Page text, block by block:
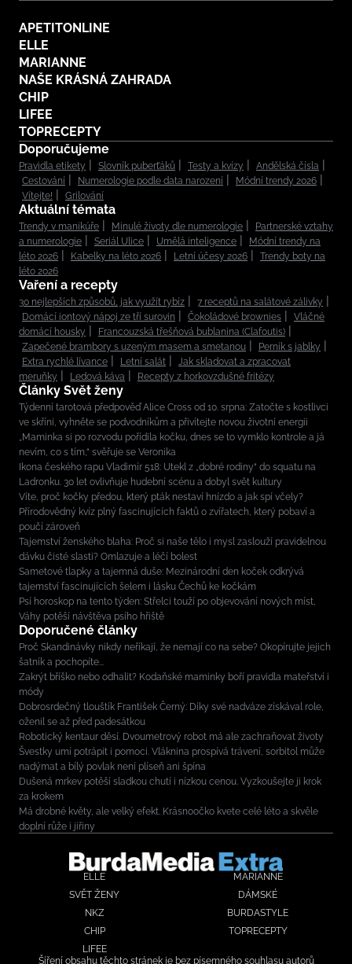
APETITONLINE
ELLE
MARIANNE
NAŠE KRÁSNÁ ZAHRADA
CHIP
LIFEE
TOPRECEPTY
Doporučujeme
Pravidla etikety Slovník puberťáků Testy a kvízy
Andělská čísla
Cestování
Numerologie podle data narození
Módní trendy 2026
Vítejte!
Grilování
Aktuální témata
Trendy v manikúře Minulé životy dle numerologie
Partnerské vztahy
a numerologie
Seriál Ulice Umělá inteligence
Módní trendy na
léto 2026
Kabelky na léto 2026 Letní účesy 2026
Trendy boty na
léto 2026
Vaření a recepty
30 nejlepších způsobů, jak využít rybíz
7 receptů na salátové zálivky
Domácí iontový nápoj ze tří surovin
Čokoládové brownies
Vláčné
domácí housky
Francouzská třešňová bublanina (Clafoutis)
Zapečené brambory s uzeným masem a smetanou
Perník s jablky
Extra rychlé lívance
Letní salát
Jak skladovat a zpracovat
meruňky
Ledová káva Recepty z horkovzdušné fritézy
Články Svět ženy
Týdenní tarotová předpověď Alice Cross od 10. srpna: Zatočte s kostlivci
ve skříni, vyhněte se podvodníkům a přivítejte novou životní energii
„Maminka si po rozvodu pořídila kočku, dnes se to vymklo kontrole a já
nevím, co s tím,“ svěřuje se Veronika
Ikona českého rapu Vladimír 518: Utekl z „dobré rodiny“ do squatu na
Ladronku. 30 let ovlivňuje hudební scénu a dobyl svět kultury
Víte, proč kočky předou, který pták nestaví hnízdo a jak spí včely?
Přírodovědný kvíz plný fascinujících faktů o zvířatech, který pobaví a
poučí zároveň
Tajemství ženského blaha: Proč si naše tělo i mysl zaslouží pravidelnou
dávku čisté slasti? Omlazuje a léčí bolest
Sametové tlapky a tajemná duše: Mezinárodní den koček odkrývá
tajemství fascinujících šelem i lásku Čechů ke kočkám
Psí horoskop na tento týden: Střelci touží po objevování nových míst,
Váhy potěší návštěva psího hřiště
Doporučené články
Proč Skandinávky nikdy neříkají, že nemají co na sebe? Okopírujte jejich
šatník a pochopíte...
Zakrýt bříško nebo odhalit? Kodaňské maminky boří pravidla mateřství i
módy
Dobrosrdečný tlouštík František Černý: Díky své nadváze získával role,
oženil se až před padesátkou
Robotický kentaur děsí. Dvoumetrový robot má ale zachraňovat životy
Švestky umí potrápit i pomoci. Vláknina prospívá trávení, sorbitol může
nadýmat a bílý povlak není plíseň ani špína
Dušená mrkev potěší sladkou chutí i nízkou cenou. Vyzkoušejte ji krok
za krokem
Má drobné květy, ale velký efekt. Krásnoočko kvete celé léto a skvěle
doplní růže i jiřiny
ELLE
MARIANNE
SVĚT ŽENY
DÁMSKÉ
NKZ
BURDASTYLE
CHIP
TOPRECEPTY
LIFEE
Šíření obsahu těchto stránek je bez písemného souhlasu autorů